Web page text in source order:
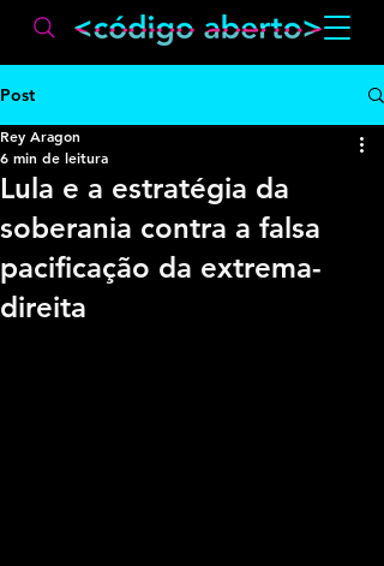
Post
Lula e a estratégia da
soberania contra a falsa
pacificação da extrema-
direita
Rey Aragon
6 min de leitura